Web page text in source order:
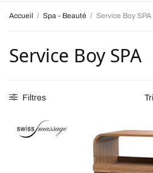
Accueil / Spa - Beauté / Service Boy SPA
Service Boy SPA
Filtres